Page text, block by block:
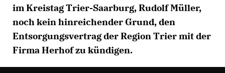
im Kreistag Trier-Saarburg, Rudolf Müller,
noch kein hinreichender Grund, den
Entsorgungsvertrag der Region Trier mit der
Firma Herhof zu kündigen.